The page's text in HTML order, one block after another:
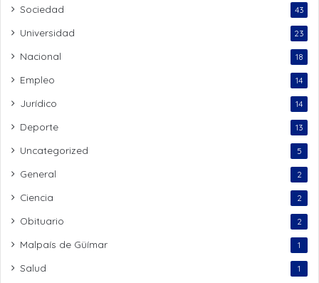
Sociedad 43
Universidad 23
Nacional 18
Empleo 14
Jurídico 14
Deporte 13
Uncategorized 5
General 2
Ciencia 2
Obituario 2
Malpaís de Güímar 1
Salud 1